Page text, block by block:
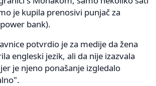
je kupila prenosivi punjač za
bank).
potvrdio je za medije da žena
engleski jezik, ali da nije izazvala
je njeno ponašanje izgledalo